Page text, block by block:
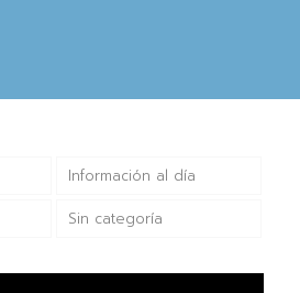
Información al día
Sin categoría